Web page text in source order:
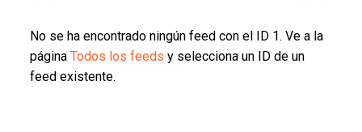
No se ha encontrado ningún feed con el ID 1. Ve a la
página Todos los feeds y selecciona un ID de un
feed existente.